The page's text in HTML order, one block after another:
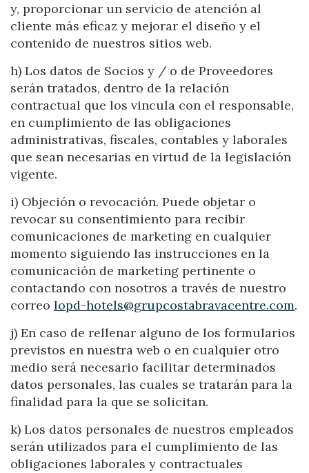
y, proporcionar un servicio de atención al
cliente más eficaz y mejorar el diseño y el
contenido de nuestros sitios web.
h) Los datos de Socios y / o de Proveedores
serán tratados, dentro de la relación
contractual que los vincula con el responsable,
en cumplimiento de las obligaciones
administrativas, fiscales, contables y laborales
que sean necesarias en virtud de la legislación
vigente.
i) Objeción o revocación. Puede objetar o
revocar su consentimiento para recibir
comunicaciones de marketing en cualquier
momento siguiendo las instrucciones en la
comunicación de marketing pertinente o
contactando con nosotros a través de nuestro
correo lopd-hotels@grupcostabravacentre.com.
j) En caso de rellenar alguno de los formularios
previstos en nuestra web o en cualquier otro
medio será necesario facilitar determinados
datos personales, las cuales se tratarán para la
finalidad para la que se solicitan.
k) Los datos personales de nuestros empleados
serán utilizados para el cumplimiento de las
obligaciones laborales y contractuales